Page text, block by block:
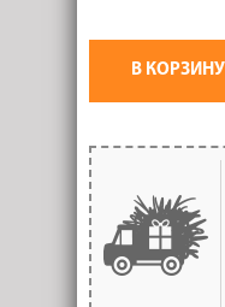
В КОРЗИНУ